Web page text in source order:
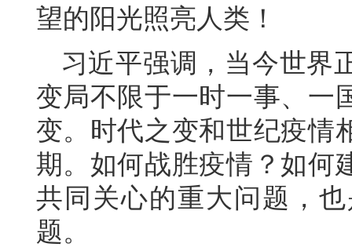
望的阳光照亮人类！
习近平强调，当今世界
变局不限于一时一事、一
变。时代之变和世纪疫情
期。如何战胜疫情？如何
共同关心的重大问题，
题。